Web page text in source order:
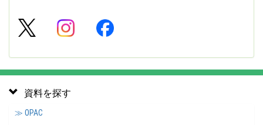
資料を探す
≫ OPAC